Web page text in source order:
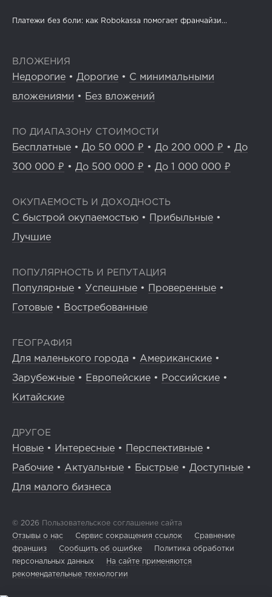
Платежи без боли: как Robokassa помогает франчайзи...
ВЛОЖЕНИЯ
Недорогие • Дорогие • С минимальными
вложениями • Без вложений
ПО ДИАПАЗОНУ СТОИМОСТИ
Бесплатные • До 50 000 ₽ • До 200 000 ₽ • До
300 000 ₽ • До 500 000 ₽ • До 1 000 000 ₽
ОКУПАЕМОСТЬ И ДОХОДНОСТЬ
С быстрой окупаемостью • Прибыльные •
Лучшие
ПОПУЛЯРНОСТЬ И РЕПУТАЦИЯ
Популярные • Успешные • Проверенные •
Готовые • Востребованные
ГЕОГРАФИЯ
Для маленького города • Американские •
Зарубежные • Европейские • Российские •
Китайские
ДРУГОЕ
Новые • Интересные • Перспективные •
Рабочие • Актуальные • Быстрые • Доступные •
Для малого бизнеса
© 2026 Пользовательское соглашение сайта
Отзывы о нас
Сервис сокращения ссылок
Сравнение
франшиз
Сообщить об ошибке
Политика обработки
персональных данных
На сайте применяются
рекомендательные технологии